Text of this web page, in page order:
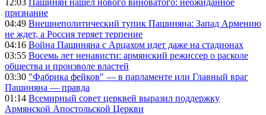
12:03 Пашинян нашёл нового виноватого: неожиданное
признание
04:49 Внешнеполитический тупик Пашиняна: Запад Армению
не ждет, а Россия теряет терпение
04:16 Война Пашиняна с Арцахом идет даже на стадионах
03:55 Восемь лет ненависти: армянский режиссер о расколе
общества и произволе властей
03:30 "Фабрика фейков" — в парламенте или Главный враг
Пашиняна — правда
01:14 Всемирный совет церквей выразил поддержку
Армянской Апостольской Церкви